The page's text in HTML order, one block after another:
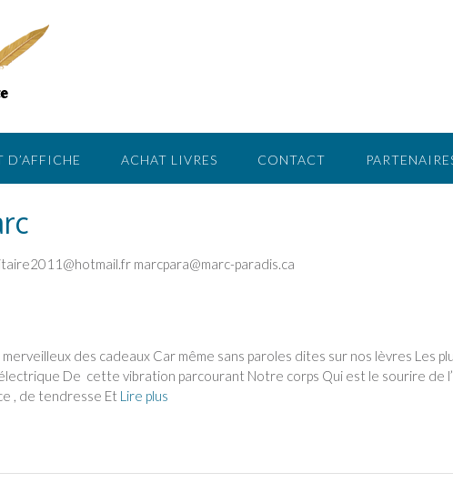
D’AFFICHE ACHAT LIVRES CONTACT
marcpara@marc-paradis.ca
des cadeaux Car même sans paroles dites sur nos lèvres Les
De cette vibration parcourant Notre corps Qui est le sourire de
, de tendresse Et Lire plus